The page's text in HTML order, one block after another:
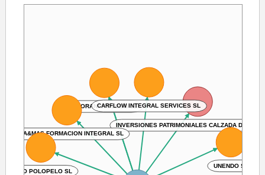
INVERSIONES PATRIMONIALES CALZADA DE
AGORANEXT LEON SL
UNENDO SL
SUMA&MAS FORMACION INTEGRAL SL
CARFLOW INTEGRAL SERVICES SL
NOVO POLOPELO SL